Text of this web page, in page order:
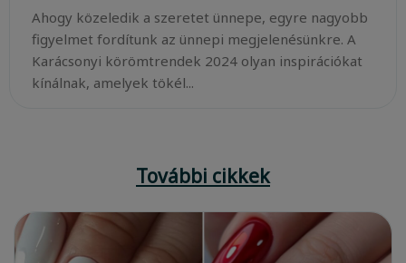
Ahogy közeledik a szeretet ünnepe, egyre nagyobb
figyelmet fordítunk az ünnepi megjelenésünkre. A
Karácsonyi körömtrendek 2024 olyan inspirációkat
kínálnak, amelyek tökél...
További cikkek